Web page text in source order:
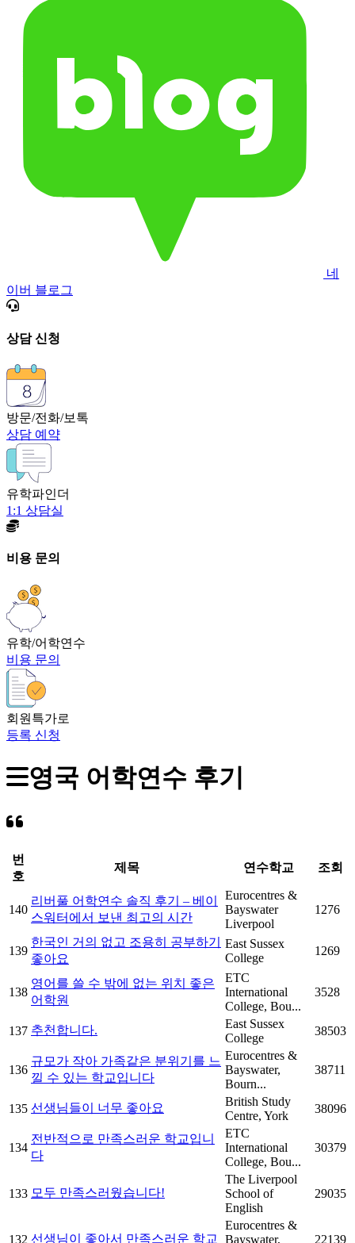
네
이버 블로그
상담 신청
방문/전화/보톡
상담 예약
유학파인더
1:1 상담실
비용 문의
유학/어학연수
비용 문의
회원특가로
등록 신청
영국 어학연수 후기
번
호
제목 연수학교 조회
140
리버풀 어학연수 솔직 후기 – 베이
스워터에서 보낸 최고의 시간
Eurocentres &
Bayswater
Liverpool
1276
139
한국인 거의 없고 조용히 공부하기
좋아요
East Sussex
College
1269
138
영어를 쓸 수 밖에 없는 위치 좋은
어학원
ETC
International
College, Bou...
3528
137 추천합니다.
East Sussex
College
38503
136
규모가 작아 가족같은 분위기를 느
낄 수 있는 학교입니다
Eurocentres &
Bayswater,
Bourn...
38711
135 선생님들이 너무 좋아요
British Study
Centre, York
38096
134
전반적으로 만족스러운 학교입니
다
ETC
International
College, Bou...
30379
133 모두 만족스러웠습니다!
The Liverpool
School of
English
29035
132 선생님이 좋아서 만족스러운 학교
Eurocentres &
Bayswater,
22139